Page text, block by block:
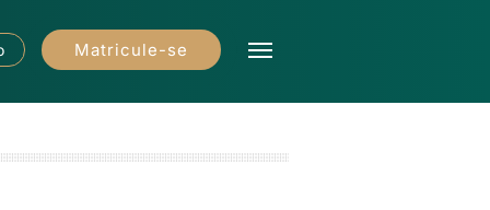
Matricule-se